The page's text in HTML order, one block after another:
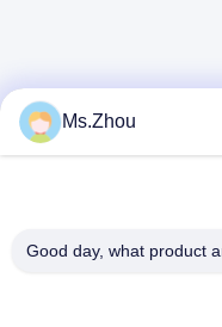
Ms.Zhou
Good day, what product